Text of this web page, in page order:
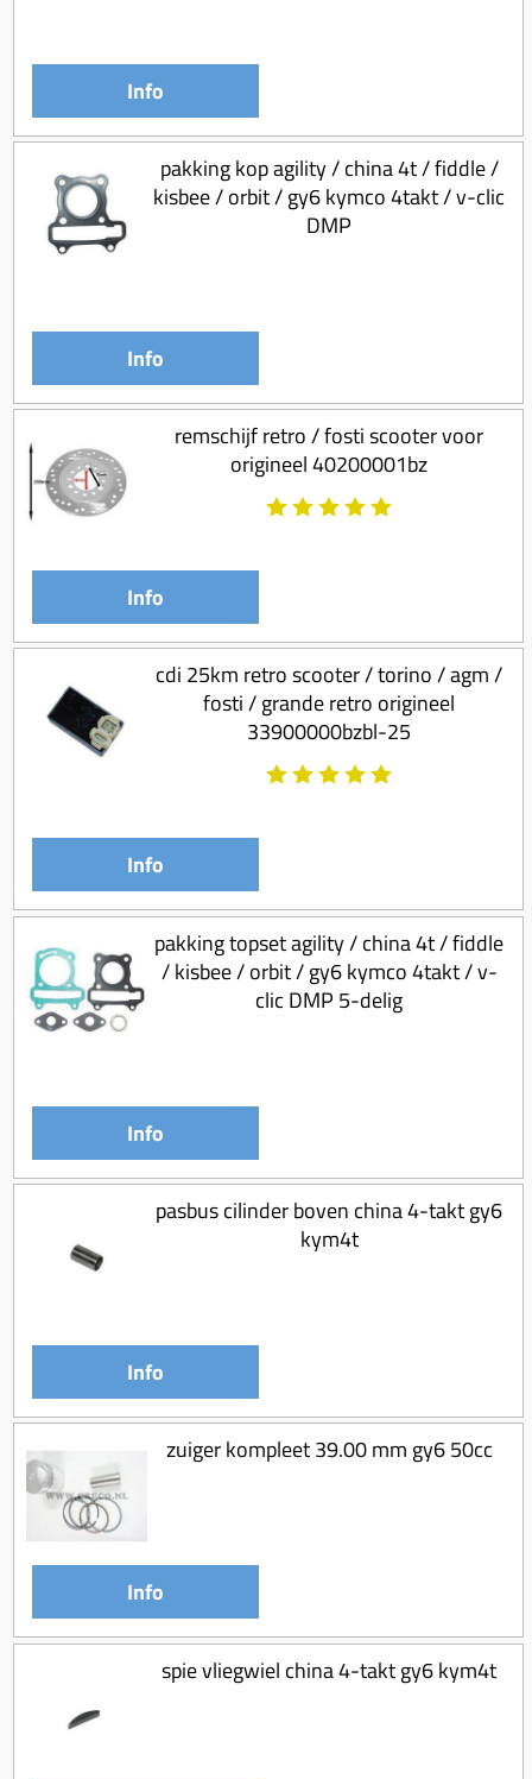
Info
pakking kop agility / china 4t / fiddle /
kisbee / orbit / gy6 kymco 4takt / v-clic
DMP
Info
remschijf retro / fosti scooter voor
origineel 40200001bz
Info
cdi 25km retro scooter / torino / agm /
fosti / grande retro origineel
33900000bzbl-25
Info
pakking topset agility / china 4t / fiddle
/ kisbee / orbit / gy6 kymco 4takt / v-
clic DMP 5-delig
Info
pasbus cilinder boven china 4-takt gy6
kym4t
Info
zuiger kompleet 39.00 mm gy6 50cc
Info
spie vliegwiel china 4-takt gy6 kym4t